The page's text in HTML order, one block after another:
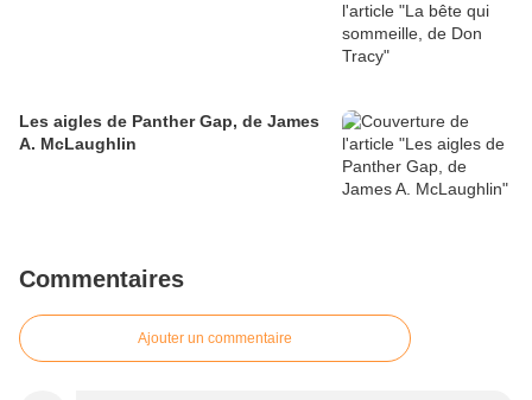
Les aigles de Panther Gap, de James
A. McLaughlin
Commentaires
Ajouter un commentaire